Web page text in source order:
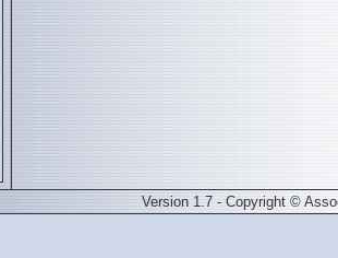
Version 1.7 - Copyright ©